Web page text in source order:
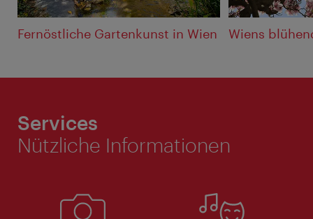
Fernöstliche Gartenkunst in Wien Wiens
Services
Nützliche Informationen